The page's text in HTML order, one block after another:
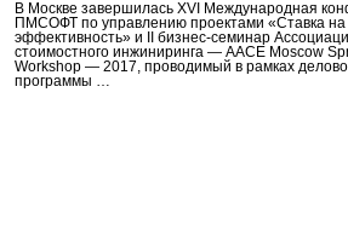
В Москве завершилась XVI Международная
ПМСОФТ по управлению проектами «Ставка на
эффективность» и II бизнес-семинар
стоимостного инжиниринга — AACE Moscow
Workshop — 2017, проводимый в рамках
программы …